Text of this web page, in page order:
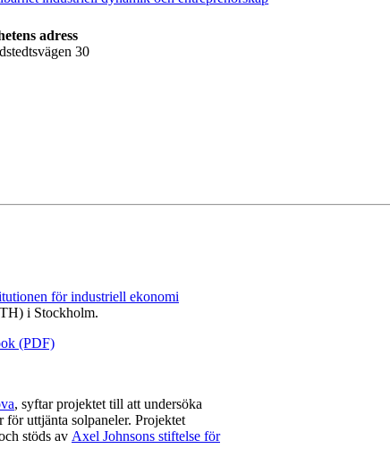
adress
30
för industriell ekonomi
i Stockholm.
(PDF)
, syftar projektet till att undersöka
uttjänta solpaneler. Projektet
stöds av Axel Johnsons stiftelse för